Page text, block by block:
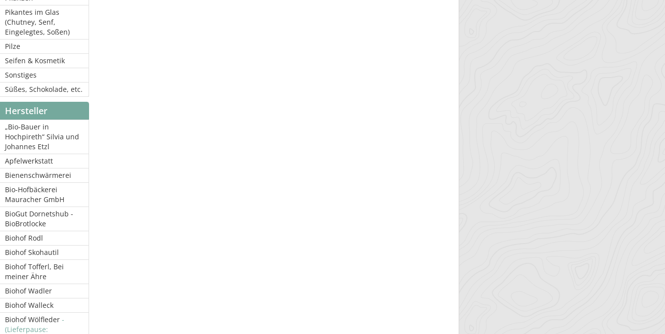
Pikantes im Glas
(Chutney, Senf,
Eingelegtes, Soßen)
Pilze
Seifen & Kosmetik
Sonstiges
Süßes, Schokolade, etc.
Hersteller
„Bio-Bauer in
Hochpireth“ Silvia und
Johannes Etzl
Apfelwerkstatt
Bienenschwärmerei
Bio-Hofbäckerei
Mauracher GmbH
BioGut Dornetshub -
BioBrotlocke
Biohof Rodl
Biohof Skohautil
Biohof Tofferl, Bei
meiner Ähre
Biohof Wadler
Biohof Walleck
Biohof Wölfleder -
(Lieferpause: